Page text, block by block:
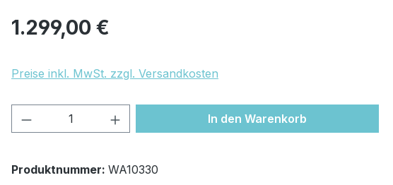
Regulärer Preis:
1.299,00 €
Preise inkl. MwSt. zzgl. Versandkosten
Produkt Anzahl: Gib den gewünschten Wert
In den Warenkorb
Produktnummer: WA10330